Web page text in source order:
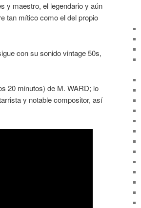
y maestro, el legendario y aún
tan mítico como el del propio
con su sonido vintage 50s,
20 minutos) de M. WARD; lo
y notable compositor, así